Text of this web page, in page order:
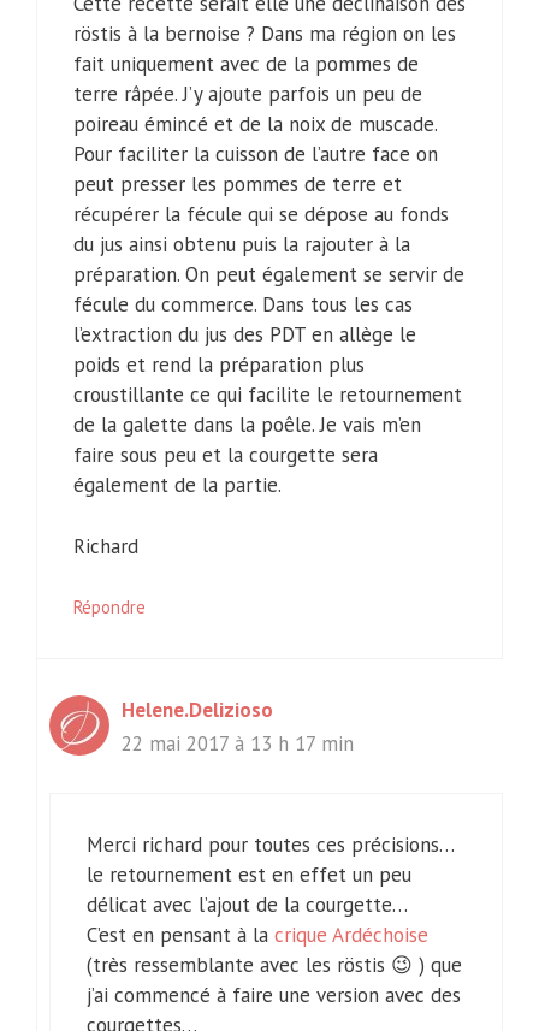
röstis à la bernoise ? Dans ma région on les
fait uniquement avec de la pommes de
terre râpée. J’y ajoute parfois un peu de
poireau émincé et de la noix de muscade.
Pour faciliter la cuisson de l’autre face on
peut presser les pommes de terre et
récupérer la fécule qui se dépose au fonds
du jus ainsi obtenu puis la rajouter à la
préparation. On peut également se servir de
fécule du commerce. Dans tous les cas
l’extraction du jus des PDT en allège le
poids et rend la préparation plus
croustillante ce qui facilite le retournement
de la galette dans la poêle. Je vais m’en
faire sous peu et la courgette sera
également de la partie.
Richard
Répondre
Helene.Delizioso
22 mai 2017 à 13 h 17 min
Merci richard pour toutes ces précisions…
le retournement est en effet un peu
délicat avec l’ajout de la courgette…
C’est en pensant à la crique Ardéchoise
(très ressemblante avec les röstis 😉 ) que
j’ai commencé à faire une version avec des
courgettes…